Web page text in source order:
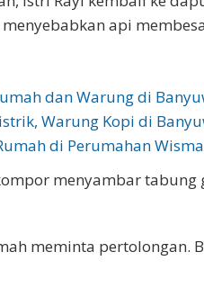
api
dan Warung di
Warung Kopi di
di Perumahan
menyambar tabung
meminta pertolongan.